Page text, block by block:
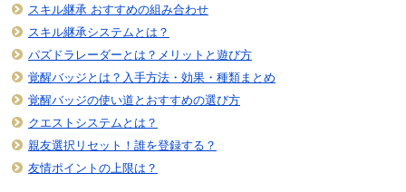
スキル継承 おすすめの組み合わせ
スキル継承システムとは？
パズドラレーダーとは？メリットと遊び方
覚醒バッジとは？入手方法・効果・種類まとめ
覚醒バッジの使い道とおすすめの選び方
クエストシステムとは？
親友選択リセット！誰を登録する？
友情ポイントの上限は？